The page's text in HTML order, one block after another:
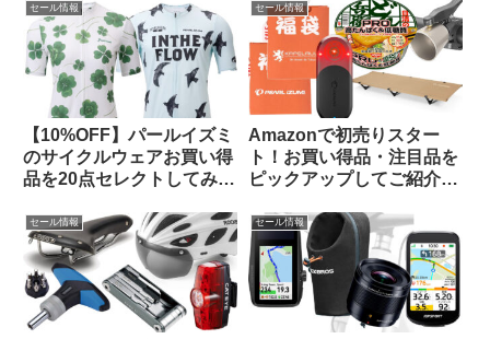
セール情報
【10%OFF】パールイズミ
のサイクルウェアお買い得
品を20点セレクトしてみま
ス】
セール情報
Amazonで初売りスター
ト！お買い得品・注目品を
ピックアップしてご紹介し
セール情報 セール情報